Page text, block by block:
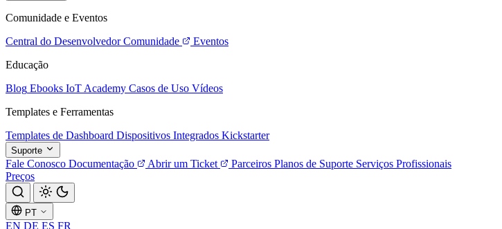
Comunidade e Eventos
Central do Desenvolvedor Comunidade
Eventos
Educação
Blog Ebooks IoT Academy Casos de Uso Vídeos
Templates e Ferramentas
Templates de Dashboard Dispositivos Integrados Kickstarter
Suporte
Fale Conosco Documentação Abrir um Ticket Parceiros Planos de Suporte Serviços Profissionais
Preços
PT
EN DE ES FR